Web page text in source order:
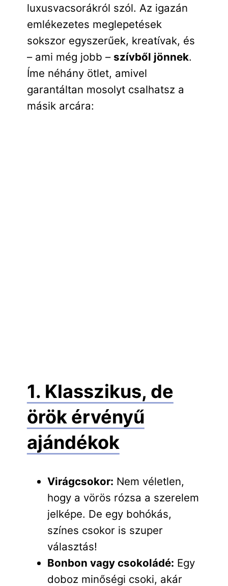
luxusvacsorákról szól. Az igazán
emlékezetes meglepetések
sokszor egyszerűek, kreatívak, és
– ami még jobb – szívből jönnek.
Íme néhány ötlet, amivel
garantáltan mosolyt csalhatsz a
másik arcára:
1. Klasszikus, de
örök érvényű
ajándékok
Virágcsokor: Nem véletlen,
hogy a vörös rózsa a szerelem
jelképe. De egy bohókás,
színes csokor is szuper
választás!
Bonbon vagy csokoládé: Egy
doboz minőségi csoki, akár